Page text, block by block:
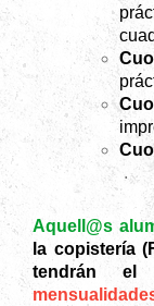
.
Aquell@s
la copistería
tendrán el